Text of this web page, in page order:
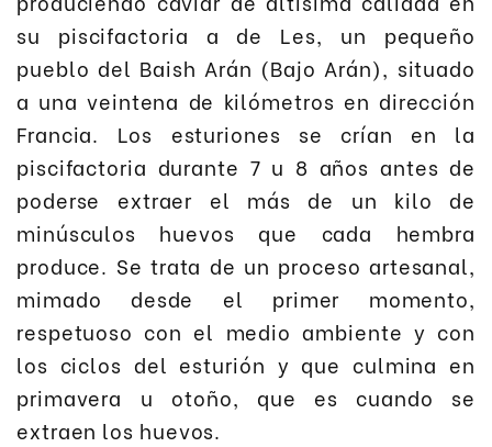
su piscifactoria a de Les, un pequeño
pueblo del Baish Arán (Bajo Arán), situado
a una veintena de kilómetros en dirección
Francia. Los esturiones se crían en la
piscifactoria durante 7 u 8 años antes de
poderse extraer el más de un kilo de
minúsculos huevos que cada hembra
produce. Se trata de un proceso artesanal,
mimado desde el primer momento,
respetuoso con el medio ambiente y con
los ciclos del esturión y que culmina en
primavera u otoño, que es cuando se
extraen los huevos.